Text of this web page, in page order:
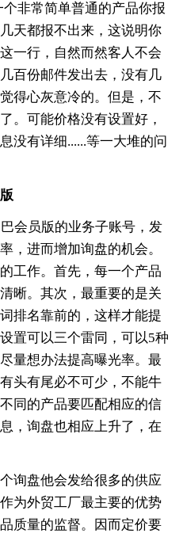
非常简单普通的产品你报
天都报不出来，这说明你
一行，自然而然客人不会
百份邮件发出去，没有几
得心灰意冷的。但是，不
。可能价格没有设置好，
没有详细......等一大堆的问
员版的业务子账号，发
，进而增加询盘的机会。
工作。首先，每一个产品
晰。其次，最重要的是关
排名靠前的，这样才能提
置可以三个雷同，可以5种
量想办法提高曝光率。最
头有尾必不可少，不能牛
同的产品要匹配相应的信
，询盘也相应上升了，在
盘他会发给很多的供应
为外贸工厂最主要的优势
质量的监督。因而定价要